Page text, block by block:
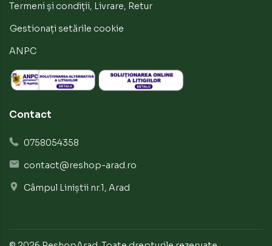
Termeni și condiții, Livrare, Retur
Gestionați setările cookie
ANPC
Contact
0758054358
contact@reshop-arad.ro
Câmpul Liniștii nr.1, Arad